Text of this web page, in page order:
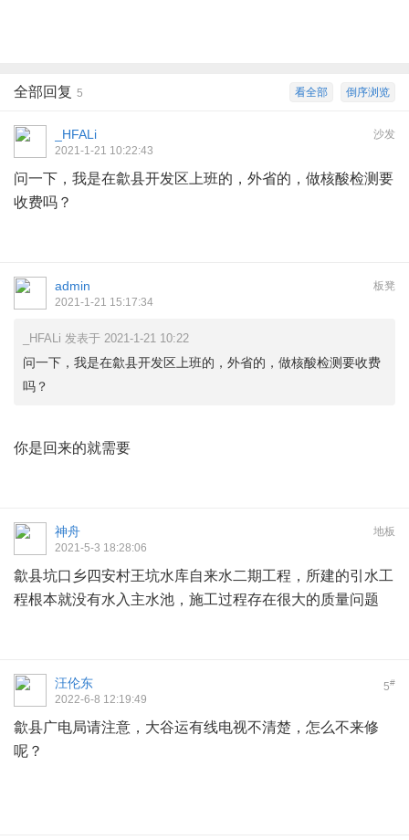
倒序浏览
看全部
全部回复 5
沙发
_HFALi
2021-1-21 10:22:43
问一下，我是在歙县开发区上班的，外省的，做核酸检测要
收费吗？
板凳
admin
2021-1-21 15:17:34
_HFALi 发表于 2021-1-21 10:22
问一下，我是在歙县开发区上班的，外省的，做核酸检测要收费
吗？
你是回来的就需要
地板
神舟
2021-5-3 18:28:06
歙县坑口乡四安村王坑水库自来水二期工程，所建的引水工
程根本就没有水入主水池，施工过程存在很大的质量问题
5#
汪伦东
2022-6-8 12:19:49
歙县广电局请注意，大谷运有线电视不清楚，怎么不来修
呢？